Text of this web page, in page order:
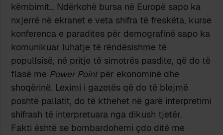
këmbimit… Ndërkohë bursa në Europë sapo ka
nxjerrë në ekranet e veta shifra të freskëta, kurse
konferenca e paradites për demografinë sapo ka
komunikuar luhatje të rëndësishme të
popullsisë, në pritje të simotrës pasdite, që do të
flasë me Power Pointpër ekonominë dhe
shoqërinë. Leximi i gazetës që do të blejmë
poshtë pallatit, do të kthehet në garë interpretimi
shifrash të interpretuara nga dikush tjetër.
Fakti është se bombardohemi çdo ditë me